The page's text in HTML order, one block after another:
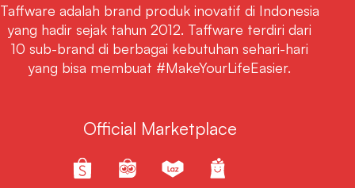
Taffware adalah brand produk inovatif di Indonesia
yang hadir sejak tahun 2012. Taffware terdiri dari
10 sub-brand di berbagai kebutuhan sehari-hari
yang bisa membuat #MakeYourLifeEasier.
Official Marketplace